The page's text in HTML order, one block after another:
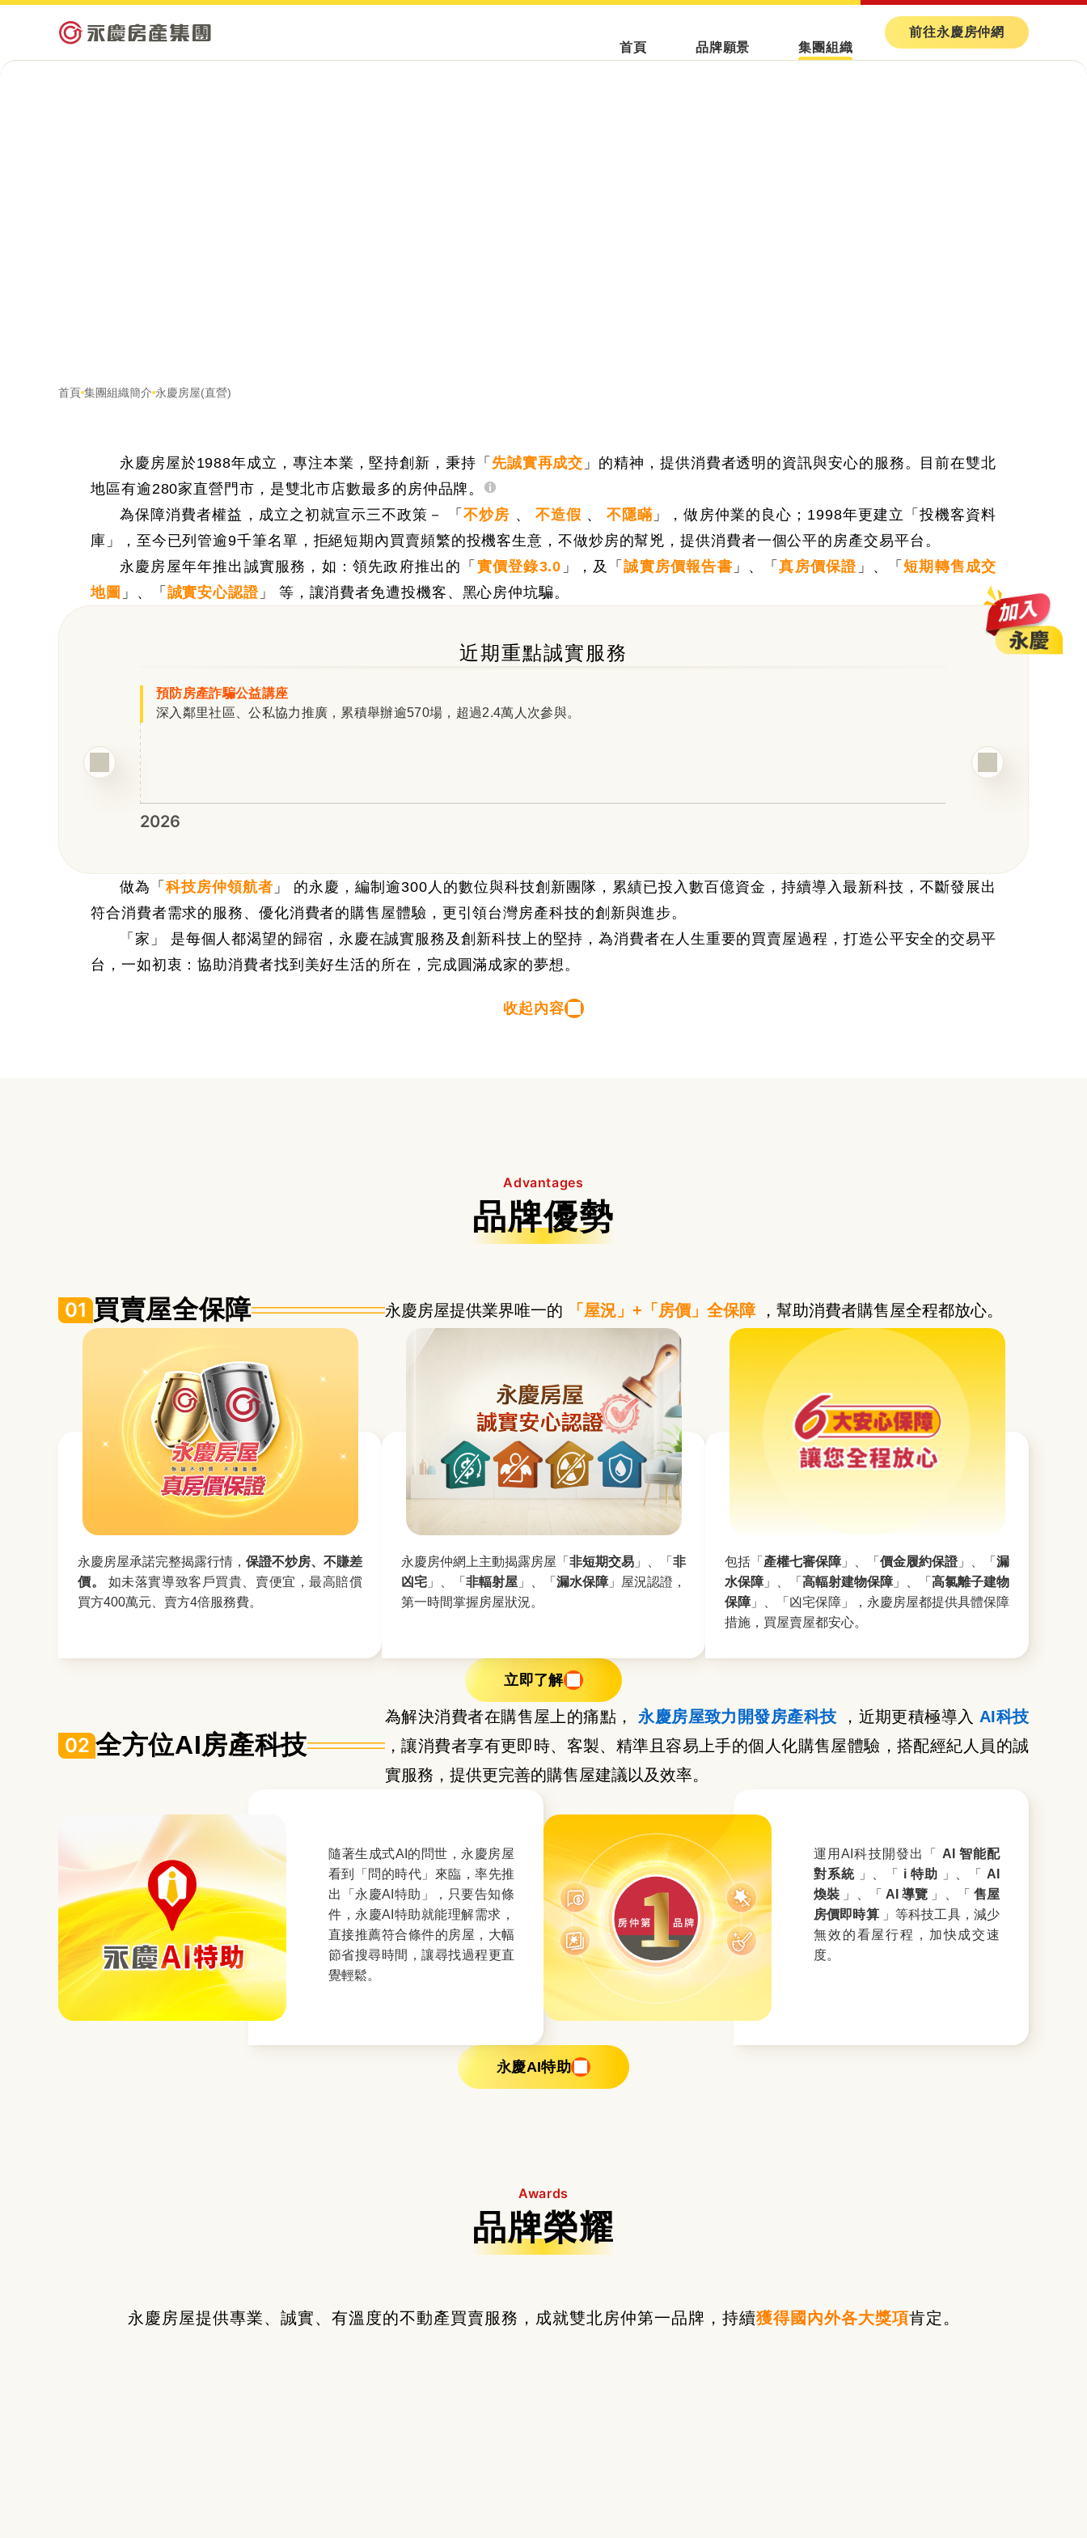
首頁 品牌願景 集團組織
前往永慶房仲網
首頁 集團組織簡介 永慶房屋(直營)
永慶房屋於1988年成立，專注本業，堅持創新，秉持 「 先誠實再成交 」 的精神，提供消費者透明的資訊與安心的服務。目前在雙北
地區有逾280家直營門市，是雙北市店數最多的房仲品牌。
為保障消費者權益，成立之初就宣示三不政策－
「不炒房 、 不造假 、不隱瞞 」 ，做房仲業的良心；1998年更建立 「 投機客資料
庫 」
，至今已列管逾9千筆名單，拒絕短期內買賣頻繁的投機客生意，不做炒房的幫兇，提供消費者一個公平的房產交易平台。
永慶房屋年年推出誠實服務，如：領先政府推出的 「 實價登錄3.0 」 ，及 「誠實房價報告書 」 、 「真房價保證 」 、 「短期轉售成交
地圖 」 、 「 誠實安心認證」 等，讓消費者免遭投機客、黑心房仲坑騙。
近期重點誠實服務
預防房產詐騙公益講座
深入鄰里社區、公私協力推廣，累積舉辦逾570場，超過2.4萬人次參與。
2026
做為 「科技房仲領航者 」
的永慶，編制逾300人的數位與科技創新團隊，累績已投入數百億資金，持續導入最新科技，不斷發展出
符合消費者需求的服務、優化消費者的購售屋體驗，更引領台灣房產科技的創新與進步。
「 家 」
是每個人都渴望的歸宿，永慶在誠實服務及創新科技上的堅持，為消費者在人生重要的買賣屋過程，打造公平安全的交易平
台，一如初衷：協助消費者找到美好生活的所在，完成圓滿成家的夢想。
收起內容
Advantages
品牌優勢
01 買賣屋全保障 永慶房屋提供業界唯一的 「屋況」+「房價」全保障，幫助消費者購售屋全程都放心。
永慶房屋承諾完整揭露行情， 保證不炒房、不賺差
價。
如未落實導致客戶買貴、賣便宜，最高賠償
買方400萬元、賣方4倍服務費。
永慶房仲網上主動揭露房屋「 非短期交易 」、「 非
凶宅 」、「 非輻射屋 」、「 漏水保障 」屋況認證，
第一時間掌握房屋狀況。
包括「 產權七審保障 」、「 價金履約保證」、「 漏
水保障 」、「 高輻射建物保障 」、「 高氯離子建物
保障 」、「凶宅保障」，永慶房屋都提供具體保障
措施，買屋賣屋都安心。
立即了解
02 全方位AI房產科技
為解決消費者在購售屋上的痛點， 永慶房屋致力開發房產科技 ，近期更積極導入 AI科技
，讓消費者享有更即時、客製、精準且容易上手的個人化購售屋體驗，搭配經紀人員的誠
實服務，提供更完善的購售屋建議以及效率。
隨著生成式AI的問世，永慶房屋
看到「問的時代」來臨，率先推
出「永慶AI特助」，只要告知條
件，永慶AI特助就能理解需求，
直接推薦符合條件的房屋，大幅
節省搜尋時間，讓尋找過程更直
覺輕鬆。
運用AI科技開發出「 AI 智能配
對系統」、「 i 特助 」、「 AI
煥裝 」、「 AI 導覽 」、「 售屋
房價即時算」等科技工具，減少
無效的看屋行程，加快成交速
度。
永慶AI特助
Awards
品牌榮耀
永慶房屋提供專業、誠實、有溫度的不動產買賣服務，成就雙北房仲第一品牌，持續獲得國內外各大獎項肯定。